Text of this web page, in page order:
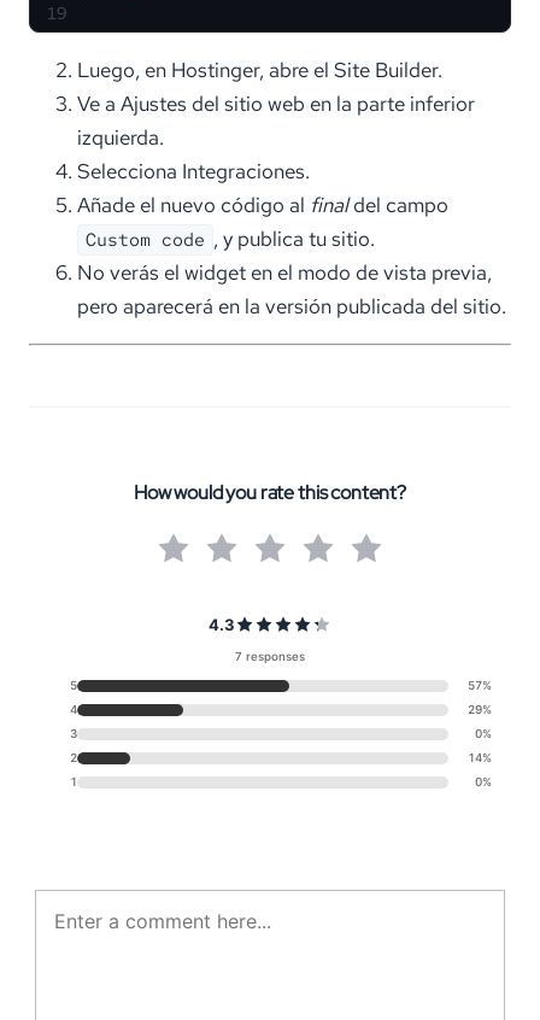
19
Luego, en Hostinger, abre el Site Builder.
Ve a Ajustes del sitio web en la parte inferior
izquierda.
Selecciona Integraciones.
Añade el nuevo código al finaldel campo
Custom code , y publica tu sitio.
No verás el widget en el modo de vista previa,
pero aparecerá en la versión publicada del sitio.
How would you rate this content?
4.3
7 responses
5
57%
4
29%
3
0%
2
14%
1
0%